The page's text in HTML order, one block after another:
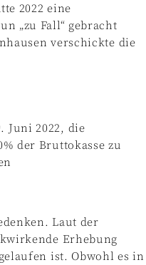
2022 eine
„zu Fall“ gebracht
verschickte die
Juni 2022, die
der Bruttokasse zu
Laut der
Erhebung
ist. Obwohl es in